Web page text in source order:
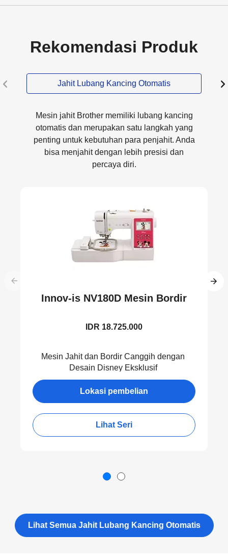
Rekomendasi Produk
Jahit Lubang Kancing Otomatis
Mesin jahit Brother memiliki lubang kancing
otomatis dan merupakan satu langkah yang
penting untuk kebutuhan para penjahit. Anda
bisa menjahit dengan lebih presisi dan
percaya diri.
Innov-is NV180D Mesin Bordir
IDR 18.725.000
Mesin Jahit dan Bordir Canggih dengan
Desain Disney Eksklusif
Lokasi pembelian
Lihat Seri
Lihat Semua Jahit Lubang Kancing Otomatis